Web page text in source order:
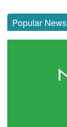
Popular News